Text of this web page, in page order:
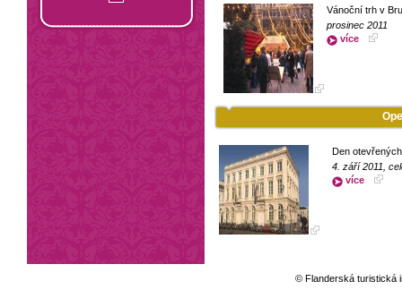
Vánoční trh v
prosinec 2011
více
Den
4. září 2011,
více
© Flanderská turistická